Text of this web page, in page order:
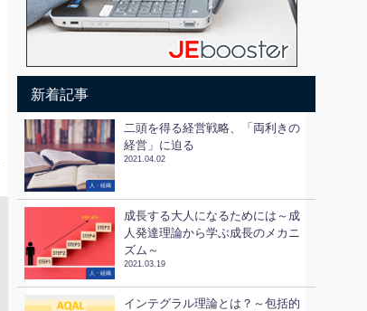
新着記事
人・組織
二頭を得る経営戦略、「両利きの
経営」に迫る
2021.04.02
人・組織
成長する大人になるためには～成
人発達理論から学ぶ成長のメカニ
ズム～
2021.03.19
インテグラル理論とは？～包括的